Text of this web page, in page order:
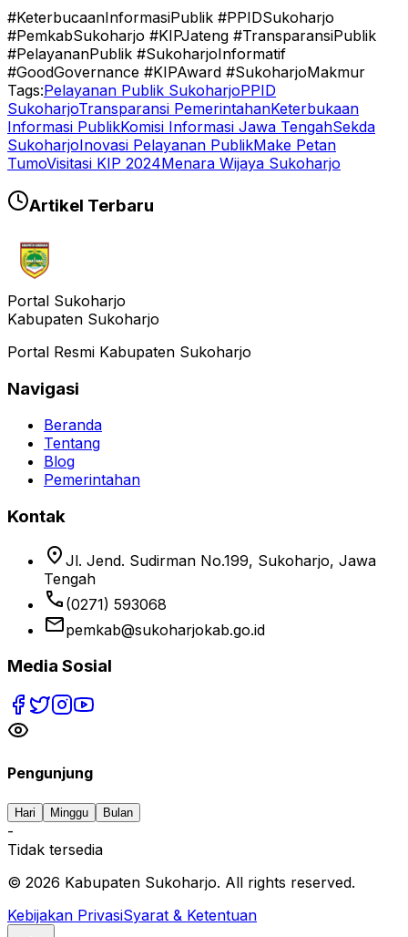
#KeterbucaanInformasiPublik #PPIDSukoharjo
#PemkabSukoharjo #KIPJateng #TransparansiPublik
#PelayananPublik #SukoharjoInformatif
#GoodGovernance #KIPAward #SukoharjoMakmur
Tags:Pelayanan Publik SukoharjoPPID
SukoharjoTransparansi PemerintahanKeterbukaan
Informasi PublikKomisi Informasi Jawa TengahSekda
SukoharjoInovasi Pelayanan PublikMake Petan
TumoVisitasi KIP 2024Menara Wijaya Sukoharjo
Artikel Terbaru
Portal Sukoharjo
Kabupaten Sukoharjo
Portal Resmi Kabupaten Sukoharjo
Navigasi
Beranda
Tentang
Blog
Pemerintahan
Kontak
location_on Jl. Jend. Sudirman No.199, Sukoharjo, Jawa
Tengah
phone (0271) 593068
emailpemkab@sukoharjokab.go.id
Media Sosial
Pengunjung
Hari Minggu Bulan
-
Tidak tersedia
© 2026 Kabupaten Sukoharjo. All rights reserved.
Kebijakan PrivasiSyarat & Ketentuan